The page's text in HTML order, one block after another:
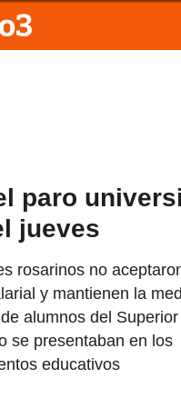
paro
jueves
rosarinos no
y mantienen la
alumnos del
se presentaban en los
educativos